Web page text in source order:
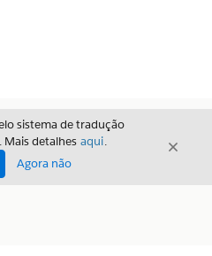
sistema de tradução
Mais detalhes aqui.
Agora não
Fechar